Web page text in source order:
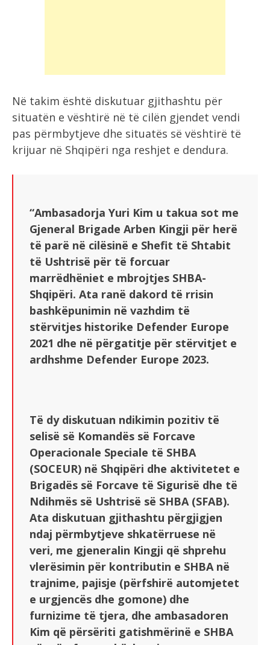
Në takim është diskutuar gjithashtu për
situatën e vështirë në të cilën gjendet vendi
pas përmbytjeve dhe situatës së vështirë të
krijuar në Shqipëri nga reshjet e dendura.
“Ambasadorja Yuri Kim u takua sot me
Gjeneral Brigade Arben Kingji për herë
të parë në cilësinë e Shefit të Shtabit
të Ushtrisë për të forcuar
marrëdhëniet e mbrojtjes SHBA-
Shqipëri. Ata ranë dakord të rrisin
bashkëpunimin në vazhdim të
stërvitjes historike Defender Europe
2021 dhe në përgatitje për stërvitjet e
ardhshme Defender Europe 2023.
Të dy diskutuan ndikimin pozitiv të
selisë së Komandës së Forcave
Operacionale Speciale të SHBA
(SOCEUR) në Shqipëri dhe aktivitetet e
Brigadës së Forcave të Sigurisë dhe të
Ndihmës së Ushtrisë së SHBA (SFAB).
Ata diskutuan gjithashtu përgjigjen
ndaj përmbytjeve shkatërruese në
veri, me gjeneralin Kingji që shprehu
vlerësimin për kontributin e SHBA në
trajnime, pajisje (përfshirë automjetet
e urgjencës dhe gomone) dhe
furnizime të tjera, dhe ambasadoren
Kim që përsëriti gatishmërinë e SHBA